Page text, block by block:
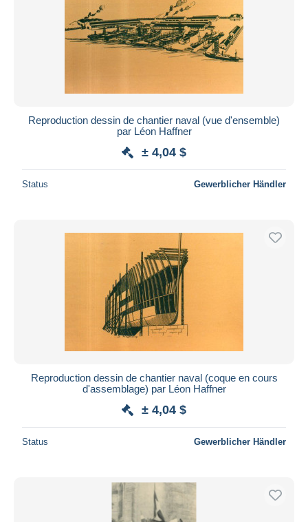
Reproduction dessin de chantier naval (vue d'ensemble)
par Léon Haffner
± 4,04 $
Status Gewerblicher Händler
Reproduction dessin de chantier naval (coque en cours
d'assemblage) par Léon Haffner
± 4,04 $
Status Gewerblicher Händler